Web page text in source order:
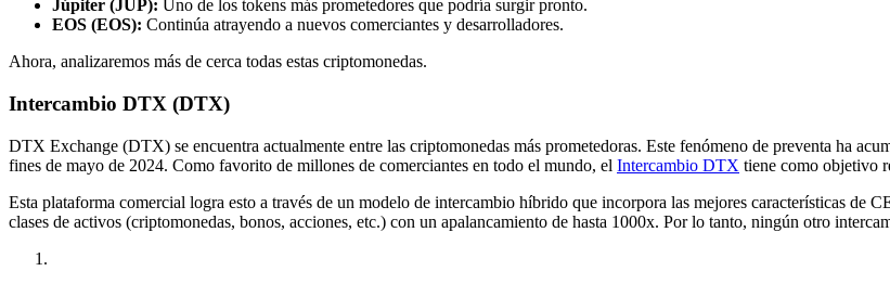
Júpiter (JUP): Uno de los tokens más prometedores que podría surgir pronto.
EOS (EOS): Continúa atrayendo a nuevos comerciantes y desarrolladores.
Ahora, analizaremos más de cerca todas estas criptomonedas.
Intercambio DTX (DTX)
DTX Exchange (DTX) se encuentra actualmente entre las criptomonedas más prometedoras. Este fenómeno de preventa ha
fines de mayo de 2024. Como favorito de millones de comerciantes en todo el mundo, el Intercambio DTX tiene como objetivo
Esta plataforma comercial logra esto a través de un modelo de intercambio híbrido que incorpora las mejores características de
clases de activos (criptomonedas, bonos, acciones, etc.) con un apalancamiento de hasta 1000x. Por lo tanto, ningún otro